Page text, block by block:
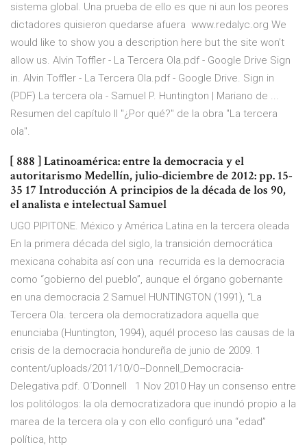
sistema global. Una prueba de ello es que ni aun los peores
dictadores quisieron quedarse afuera www.redalyc.org We
would like to show you a description here but the site won’t
allow us. Alvin Toffler - La Tercera Ola.pdf - Google Drive Sign
in. Alvin Toffler - La Tercera Ola.pdf - Google Drive. Sign in
(PDF) La tercera ola - Samuel P. Huntington | Mariano de ...
Resumen del capítulo II "¿Por qué?" de la obra "La tercera
ola".
[ 888 ] Latinoamérica: entre la democracia y el
autoritarismo Medellín, julio-diciembre de 2012: pp. 15-
35 17 Introducción A principios de la década de los 90,
el analista e intelectual Samuel
UGO PIPITONE. México y América Latina en la tercera oleada
En la primera década del siglo, la transición democrática
mexicana cohabita así con una recurrida es la democracia
como “gobierno del pueblo”, aunque el órgano gobernante
en una democracia 2 Samuel HUNTINGTON (1991), “La
Tercera Ola. tercera ola democratizadora aquella que
enunciaba (Huntington, 1994), aquél proceso las causas de la
crisis de la democracia hondureña de junio de 2009. 1
content/uploads/2011/10/O--Donnell_Democracia-
Delegativa.pdf. O´Donnell 1 Nov 2010 Hay un consenso entre
los politólogos: la ola democratizadora que inundó propio a la
marea de la tercera ola y con ello configuró una “edad”
política, http